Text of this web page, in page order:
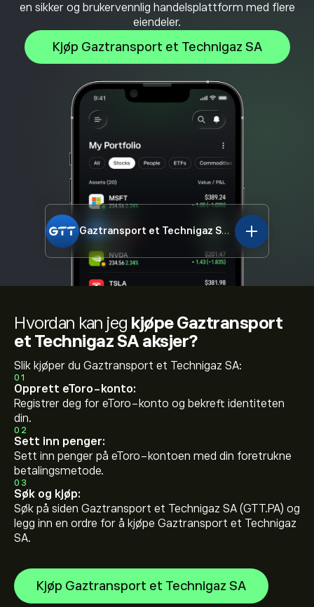
en sikker og brukervennlig handelsplattform med flere
eiendeler.
Kjøp Gaztransport et Technigaz SA
Gaztransport et Technigaz SA GTT.PA
Hvordan kan jeg kjøpe Gaztransport
et Technigaz SA aksjer?
Slik kjøper du Gaztransport et Technigaz SA:
01
Opprett eToro-konto:
Registrer deg for eToro-konto og bekreft identiteten
din.
02
Sett inn penger:
Sett inn penger på eToro-kontoen med din foretrukne
betalingsmetode.
03
Søk og kjøp:
Søk på siden Gaztransport et Technigaz SA (GTT.PA) og
legg inn en ordre for å kjøpe Gaztransport et Technigaz
SA.
Kjøp Gaztransport et Technigaz SA